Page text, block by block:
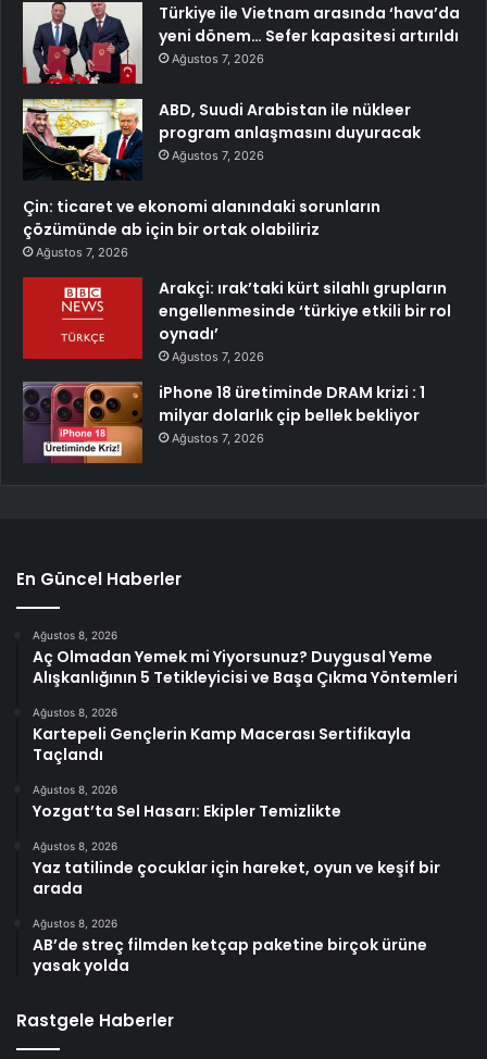
Türkiye ile Vietnam arasında ‘hava’da
yeni dönem… Sefer kapasitesi artırıldı
Ağustos 7, 2026
ABD, Suudi Arabistan ile nükleer
program anlaşmasını duyuracak
Ağustos 7, 2026
Çin: ticaret ve ekonomi alanındaki sorunların
çözümünde ab için bir ortak olabiliriz
Ağustos 7, 2026
Arakçi: ırak’taki kürt silahlı grupların
engellenmesinde ‘türkiye etkili bir rol
oynadı’
Ağustos 7, 2026
iPhone 18 üretiminde DRAM krizi : 1
milyar dolarlık çip bellek bekliyor
Ağustos 7, 2026
En Güncel Haberler
Ağustos 8, 2026
Aç Olmadan Yemek mi Yiyorsunuz? Duygusal Yeme
Alışkanlığının 5 Tetikleyicisi ve Başa Çıkma Yöntemleri
Ağustos 8, 2026
Kartepeli Gençlerin Kamp Macerası Sertifikayla
Taçlandı
Ağustos 8, 2026
Yozgat’ta Sel Hasarı: Ekipler Temizlikte
Ağustos 8, 2026
Yaz tatilinde çocuklar için hareket, oyun ve keşif bir
arada
Ağustos 8, 2026
AB’de streç filmden ketçap paketine birçok ürüne
yasak yolda
Rastgele Haberler